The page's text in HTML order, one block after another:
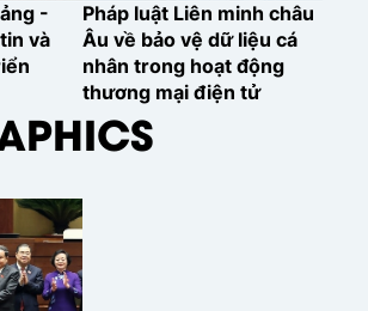
-
và
Pháp luật Liên minh châu
Âu về bảo vệ dữ liệu cá
nhân trong hoạt động
thương mại điện tử